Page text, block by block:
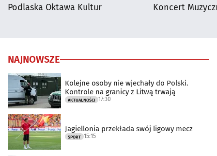
Podlaska Oktawa Kultur Koncert
NAJNOWSZE
Kolejne osoby nie wjechały do Polski.
Kontrole na granicy z Litwą trwają
AKTUALNOŚCI 17:30
Jagiellonia przekłada swój ligowy mecz
SPORT 15:15